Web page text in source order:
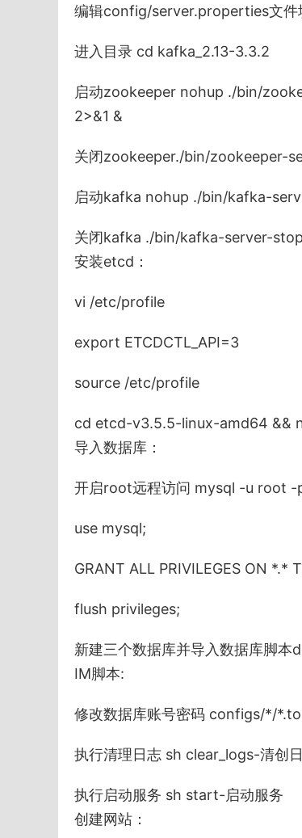
编辑config/server.properties文件
进入目录 cd kafka_2.13-3.3.2
启动zookeeper nohup ./bin/
2>&1 &
关闭zookeeper./bin/zookeeper-
启动kafka nohup ./bin/kafka-
关闭kafka ./bin/kafka-server-
安装etcd：
vi /etc/profile
export ETCDCTL_API=3
source /etc/profile
cd etcd-v3.5.5-linux-amd64 &&
导入数据库：
开启root远程访问 mysql -u root -
use mysql;
GRANT ALL PRIVILEGES ON *.*
flush privileges;
新建三个数据库并导入数据库脚
IM脚本:
修改数据库账号密码 configs/*/
执行清理日志 sh clear_logs-清创
执行启动服务 sh start-启动服务
创建网站：